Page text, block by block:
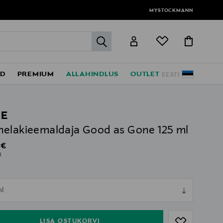
MYSTOCKMANN
label.header.go
EESTI
PREMIUM ALLAHINDLUS OUTLET
Good as Gone 125 ml
Price
LISA OSTUKORVI
null